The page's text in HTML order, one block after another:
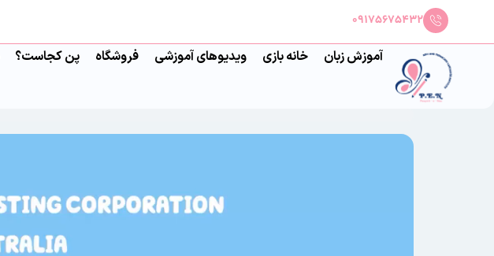
09175675432
آموزش زبان خانه بازی ویدیوهای آموزشی فروشگاه پن کجاست؟